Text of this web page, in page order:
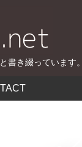
書き綴っています